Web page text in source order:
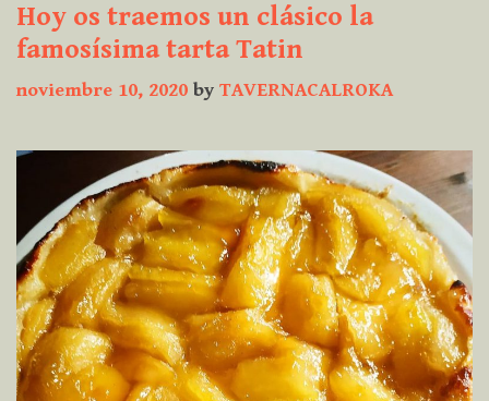
Hoy os traemos un clásico la
famosísima tarta Tatin
noviembre 10, 2020 by TAVERNACALROKA